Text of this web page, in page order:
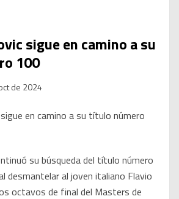
sigue en camino a su
100
de 2024
su búsqueda del título número
desmantelar al joven italiano Flavio
octavos de final del Masters de